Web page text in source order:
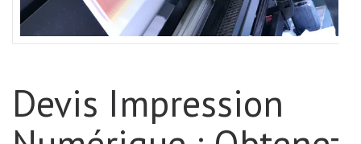
Devis Impression